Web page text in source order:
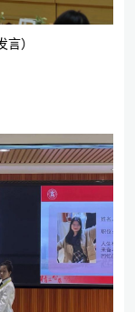
）